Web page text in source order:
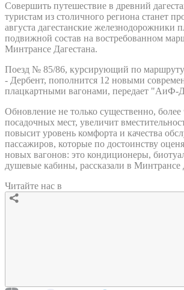
Совершить путешествие в древний
туристам из столичного региона станет
августа дагестанские железнодорожники
подвижной состав на востребованном
Минтрансе Дагестана.
Поезд № 85/86, курсирующий по
- Дербент, пополнится 12 новыми
плацкартными вагонами, передает "АиФ-
Обновление не только существенно, более
посадочных мест, увеличит
повысит уровень комфорта и качества
пассажиров, которые по достоинству
новых вагонов: это кондиционеры,
душевые кабины, рассказали в Минтрансе
Читайте нас в